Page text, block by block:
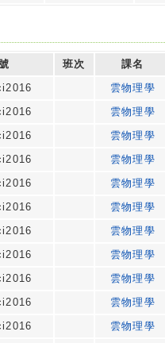
班次
課名
雲物理學
雲物理學
雲物理學
雲物理學
雲物理學
雲物理學
雲物理學
雲物理學
雲物理學
雲物理學
雲物理學